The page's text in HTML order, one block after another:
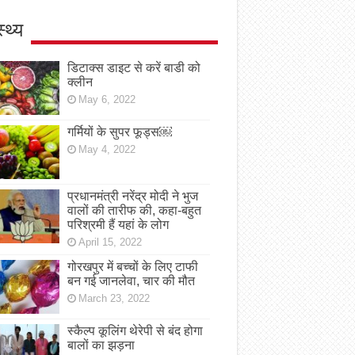
डिटाक्स डाइट से करें बाडी को
क्लीन
May 6, 2022
गर्मियों के सुपर फूड्स￼
May 4, 2022
प्रधानमंत्री नरेंद्र मोदी ने भुज
वालों की तारीफ की, कहा-बहुत
परिश्रमी हैं यहां के लोग
April 15, 2022
गोरखपुर में बच्चों के लिए टाफी
बन गई जानलेवा, चार की मौत
March 23, 2022
स्कैल्प कूलिंग थेरेपी से बंद होगा
बालों का झड़ना